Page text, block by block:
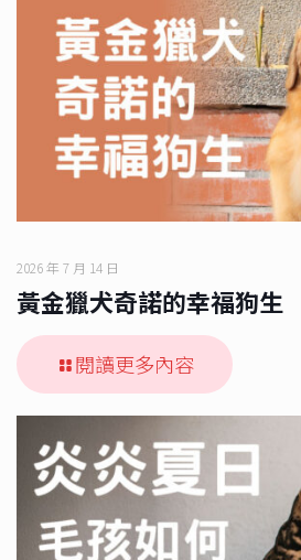
2026 年 7 月 14 日
黃金獵犬奇諾的幸福狗生
閱讀更多內容